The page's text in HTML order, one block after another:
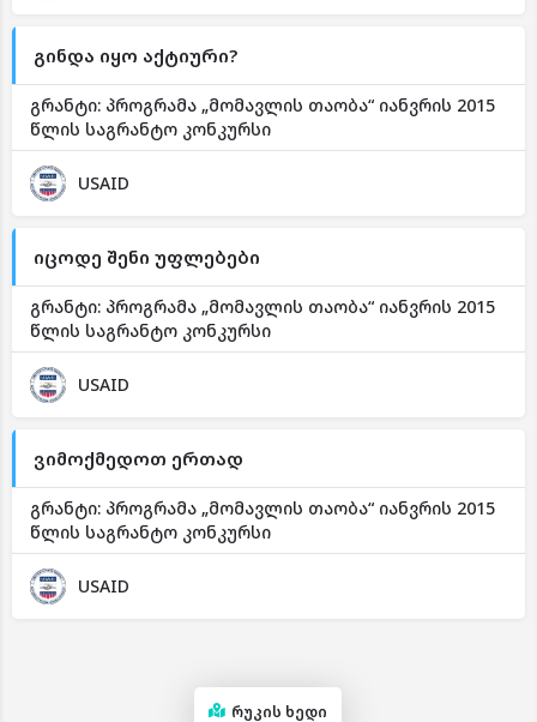
გინდა იყო აქტიური?
გრანტი: პროგრამა „მომავლის თაობა“ იანვრის 2015
წლის საგრანტო კონკურსი
USAID
იცოდე შენი უფლებები
გრანტი: პროგრამა „მომავლის თაობა“ იანვრის 2015
წლის საგრანტო კონკურსი
USAID
ვიმოქმედოთ ერთად
გრანტი: პროგრამა „მომავლის თაობა“ იანვრის 2015
წლის საგრანტო კონკურსი
USAID
რუკის ხედი